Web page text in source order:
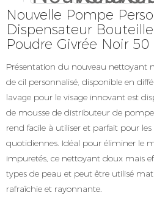
Nouvelle Pompe
Dispensateur
Poudre Givrée Noir
Présentation du nouveau nettoyant
de cil personnalisé, disponible en
lavage pour le visage innovant est
de mousse de distributeur de
rend facile à utiliser et parfait pour
quotidiennes. Idéal pour éliminer le
impuretés, ce nettoyant doux mais
types de peau et peut être utilisé
rafraîchie et rayonnante.